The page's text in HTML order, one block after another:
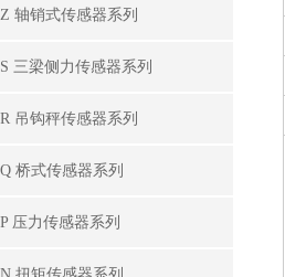
轴销式传感器系列
三梁侧力传感器系列
吊钩秤传感器系列
桥式传感器系列
压力传感器系列